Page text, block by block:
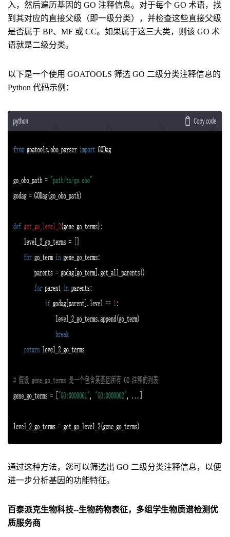
入，然后遍历基因的 GO 注释信息。对于每个 GO 术语，找
到其对应的直接父级（即一级分类），并检查这些直接父级
是否属于 BP、MF 或 CC。如果属于这三大类，则该 GO 术
语就是二级分类。
以下是一个使用 GOATOOLS 筛选 GO 二级分类注释信息的
Python 代码示例：
通过这种方法，您可以筛选出 GO 二级分类注释信息，以便
进一步分析基因的功能特征。
百泰派克生物科技--生物药物表征，多组学生物质谱检测优
质服务商